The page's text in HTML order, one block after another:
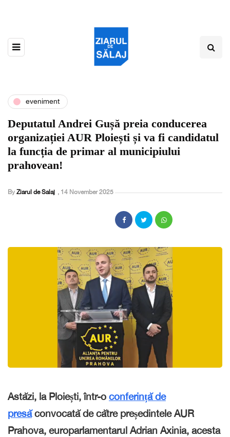
eveniment
Deputatul Andrei Gușă preia conducerea
organizației AUR Ploiești și va fi candidatul
la funcția de primar al municipiului
prahovean!
By Ziarul de Salaj , 14 November 2025
Astăzi, la Ploiești, într-o conferință de
presă convocată de către președintele AUR
Prahova, europarlamentarul Adrian Axinia, acesta